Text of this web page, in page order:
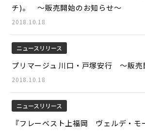
チ)。 ～販売開始のお知らせ～
2018.10.18
ニュースリリース
プリマージュ 川口・戸塚安行 ～販売
2018.10.18
ニュースリリース
『フレーベスト上福岡 ヴェルデ・モ